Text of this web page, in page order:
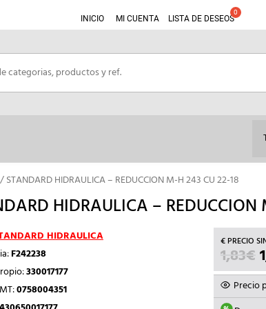
INICIO MI CUENTA LISTA DE DESEOS
STANDARD HIDRAULICA – REDUCCION M-H 243 CU 22-18
HIDRAULICA –
HIDRAULICA
F242238
330017177
0758004351
1,83€
Precio